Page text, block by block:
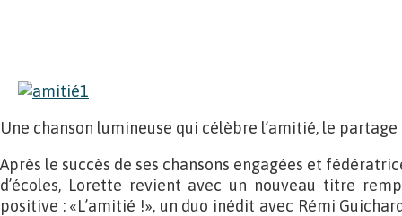
Une chanson lumineuse qui célèbre l’amitié, le
Après le succès de ses chansons engagées et
d’écoles, Lorette revient avec un nouveau titre
positive : «L’amitié !», un duo inédit avec Rémi